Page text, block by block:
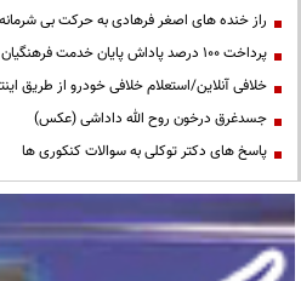
راز خنده های اصغر فرهادی به حرکت بی
پرداخت ۱۰۰ درصد پاداش پایان خدمت فرهنگیان
خلافی آنلاین/استعلام خلافی خودرو از طریق
جسدغرق درخون روح الله داداشی (عکس)
پاسخ های دکتر توکلی به سوالات کنکوری ها